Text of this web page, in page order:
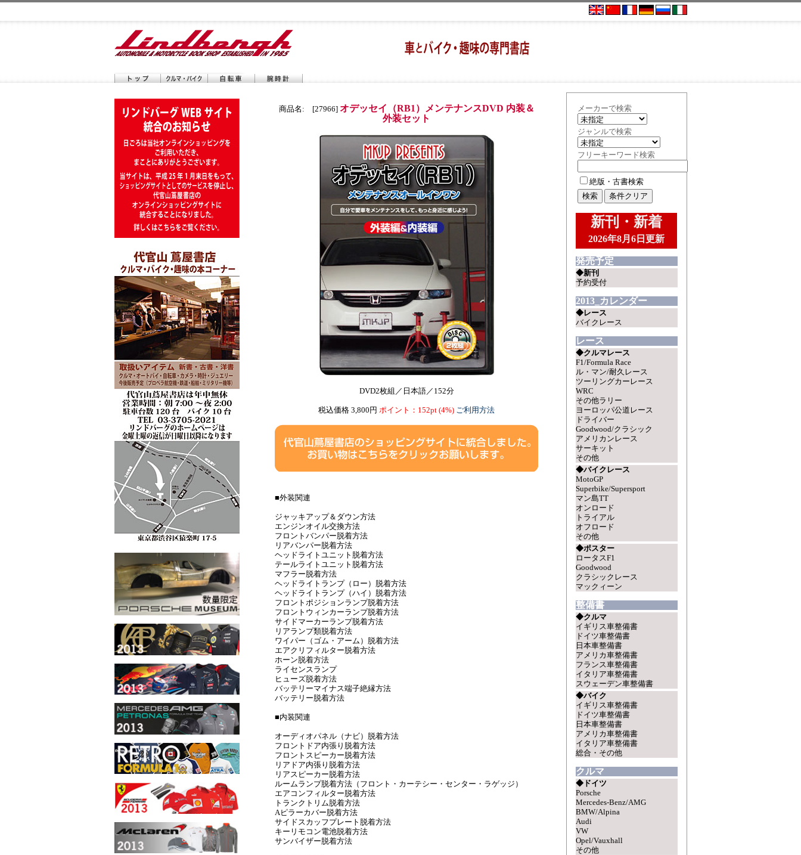
メーカーで検索
ジャンルで検索
フリーキーワード検索
絶版・古書検索
新刊・新着
2026年8月6日更新
発売予定
◆新刊
予約受付
2013_カレンダー
◆レース
バイクレース
レース
◆クルマレース
F1/Formula Race
ル・マン/耐久レース
ツーリングカーレース
WRC
その他ラリー
ヨーロッパ公道レース
ドライバー
Goodwood/クラシック
アメリカンレース
サーキット
その他
◆バイクレース
MotoGP
Superbike/Supersport
マン島TT
オンロード
トライアル
オフロード
その他
◆ポスター
ロータスF1
Goodwood
クラシックレース
マックィーン
整備書
◆クルマ
イギリス車整備書
ドイツ車整備書
日本車整備書
アメリカ車整備書
フランス車整備書
イタリア車整備書
スウェーデン車整備書
◆バイク
イギリス車整備書
ドイツ車整備書
日本車整備書
アメリカ車整備書
イタリア車整備書
総合・その他
クルマ
◆ドイツ
Porsche
Mercedes-Benz/AMG
BMW/Alpina
Audi
VW
Opel/Vauxhall
その他
商品名: [27966] オデッセイ（RB1）メンテナンスDVD 内装＆
外装セット
DVD2枚組／日本語／152分
税込価格 3,800円 ポイント：152pt (4%) ご利用方法
■外装関連
ジャッキアップ＆ダウン方法
エンジンオイル交換方法
フロントバンパー脱着方法
リアバンパー脱着方法
ヘッドライトユニット脱着方法
テールライトユニット脱着方法
マフラー脱着方法
ヘッドライトランプ（ロー）脱着方法
ヘッドライトランプ（ハイ）脱着方法
フロントポジションランプ脱着方法
フロントウィンカーランプ脱着方法
サイドマーカーランプ脱着方法
リアランプ類脱着方法
ワイパー（ゴム・アーム）脱着方法
エアクリフィルター脱着方法
ホーン脱着方法
ライセンスランプ
ヒューズ脱着方法
バッテリーマイナス端子絶縁方法
バッテリー脱着方法
■内装関連
オーディオパネル（ナビ）脱着方法
フロントドア内張り脱着方法
フロントスピーカー脱着方法
リアドア内張り脱着方法
リアスピーカー脱着方法
ルームランプ脱着方法（フロント・カーテシー・センター・ラゲッジ）
エアコンフィルター脱着方法
トランクトリム脱着方法
Aピラーカバー脱着方法
サイドスカッフプレート脱着方法
キーリモコン電池脱着方法
サンバイザー脱着方法